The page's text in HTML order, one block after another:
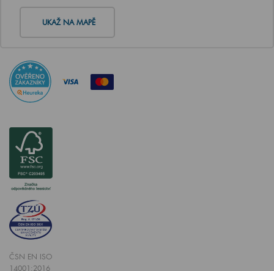
UKAŽ NA MAPĚ
ČSN EN ISO
14001:2016